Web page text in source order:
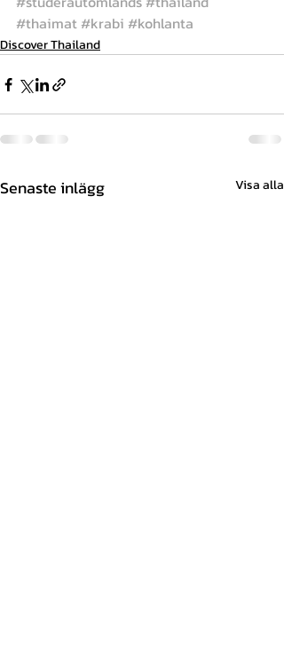
#thaimat#krabi #kohlanta
Discover Thailand
Senaste inlägg Visa alla